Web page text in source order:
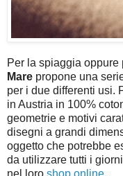
Per la spiaggia
Mare propone una
per i due differenti usi.
in Austria in 100%
geometrie e motivi
disegni a grandi
oggetto che potrebbe
da utilizzare tutti i